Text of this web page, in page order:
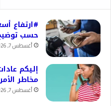
#ارتفاع
حسب
أغسطس 7, 2026
إليكم
مخاطر
أغسطس 7, 2026